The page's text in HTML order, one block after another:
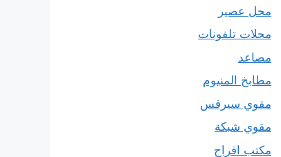
محل عصير
محلات تلفونات
مصاعد
مطابخ المنيوم
مقوي سيرفس
مقوي شبكة
مكتب افراح